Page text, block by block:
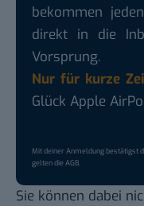
bekommen
direkt in die
Vorsprung.
Nur für kurze
Glück Apple
Mit deiner Anmeldung bestätigst
gelten dieAGB.
Sie können dabei